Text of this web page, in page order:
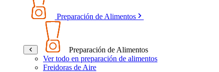
Preparación de Alimentos
Preparación de Alimentos
Ver todo en preparación de alimentos
Freidoras de Aire